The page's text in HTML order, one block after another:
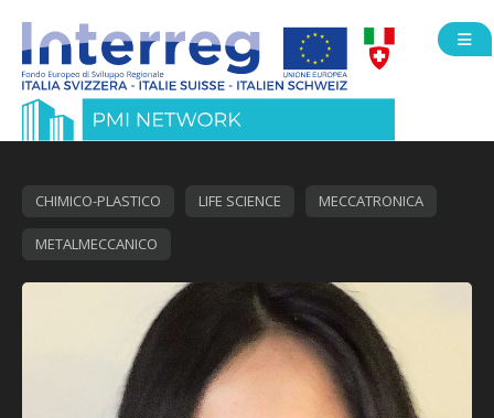
CHIMICO-PLASTICO LIFE SCIENCE MECCATRONICA
METALMECCANICO